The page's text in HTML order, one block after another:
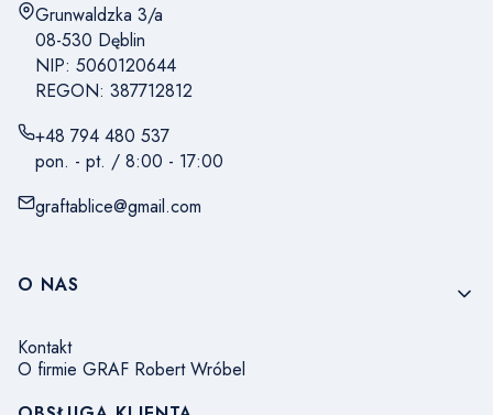
Adres:
Grunwaldzka 3/a
08-530 Dęblin
NIP: 5060120644
REGON: 387712812
+48 794 480 537
pon. - pt. / 8:00 - 17:00
graftablice@gmail.com
Linki w stopce
O NAS
Kontakt
O firmie GRAF Robert Wróbel